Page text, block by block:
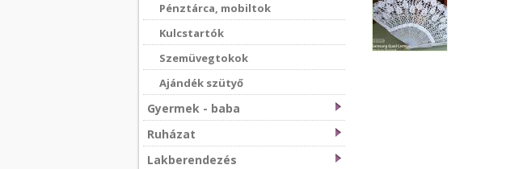
Pénztárca, mobiltok
Kulcstartók
Szemüvegtokok
Ajándék szütyő
Gyermek - baba
Ruházat
Lakberendezés